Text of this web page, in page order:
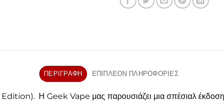
ΠΕΡΙΓΡΑΦΉ ΕΠΙΠΛΈΟΝ ΠΛΗΡΟΦΟΡΊΕΣ
Η Geek Vape μας παρουσιάζει μια σπέσιαλ